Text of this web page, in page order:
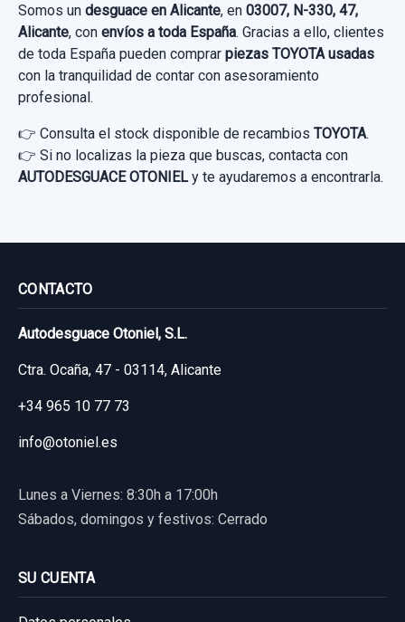
Garantía 1 año
Ref:873209 OEM:SR
40,00 €
Sin IVA, gastos de envío no incluidos.
CERRADURA PUERTA TRASERA IZQUIERDA SR
DISPLAY 8395047010
DISPLAY 8395047010 usado.
TOYOTA PRIUS (NHW20) BASIS
Garantía 1 año
Ref:958071 OEM:8395047010
Consultar por whatsapp
Consultar por whatsapp
DERECHO
BRAZO SUSPENSION INFERIOR
TOYOTA PRIUS (NHW20) BASIS
Ref:957477
Somos un desguace en Alicante, en 03007, N-330, 47,
Alicante, con envíos a toda España. Gracias a ello, clientes
de toda España pueden comprar piezas TOYOTA usadas
con la tranquilidad de contar con asesoramiento
profesional.
👉 Consulta el stock disponible de recambios TOYOTA.
👉 Si no localizas la pieza que buscas, contacta con
AUTODESGUACE OTONIELy te ayudaremos a encontrarla.
CONTACTO
Autodesguace Otoniel, S.L.
Ctra. Ocaña, 47 - 03114, Alicante
+34 965 10 77 73
info@otoniel.es
Lunes a Viernes: 8:30h a 17:00h
Sábados, domingos y festivos: Cerrado
SU CUENTA